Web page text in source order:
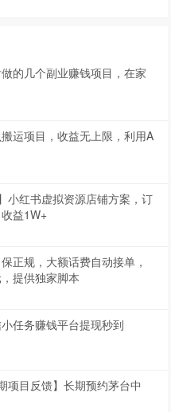
的几个副业赚钱项目，在家
搬运项目，收益无上限，利用A
小红书虚拟资源店铺方案，订
益1W+
正规，大额话费自动接单，
提供独家脚本
任务赚钱平台提现秒到
项目反馈】长期预约茅台中